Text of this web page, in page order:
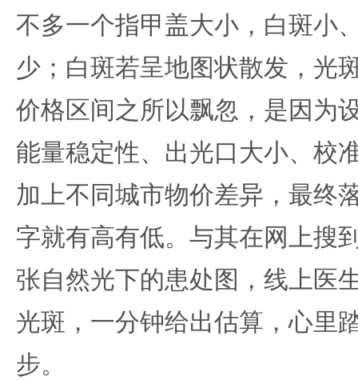
不多一个指甲盖大小，白斑小
少；白斑若呈地图状散发，光
价格区间之所以飘忽，是因为
能量稳定性、出光口大小、校
加上不同城市物价差异，最终
字就有高有低。与其在网上搜
张自然光下的患处图，线上医
光斑，一分钟给出估算，心里
步。